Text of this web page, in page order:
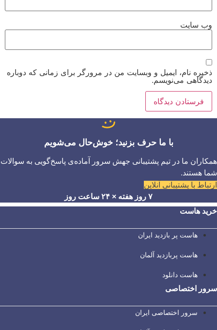
وب‌ سایت
ذخیره نام، ایمیل و وبسایت من در مرورگر برای زمانی که دوباره
دیدگاهی می‌نویسم.
با ما حرف بزنید؛ خوش‌حال می‌شویم
همکاران ما در تیم پشتیبانی جهش سرور آماده‌ی پاسخ‌گویی به سوالات
شما هستند.
ارتباط با پشتیبانی آنلاین
۷ روز هفته × ۲۴ ساعت روز
خرید هاست
هاست پر بازدید ایران
هاست پربازدید آلمان
هاست دانلود
سرور اختصاصی
سرور اختصاصی ایران